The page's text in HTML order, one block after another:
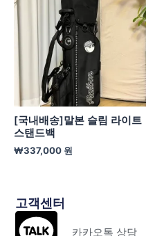
[국내배송]말본 슬림 라이트
스탠드백
₩337,000 원
고객센터
카카오톡 상담